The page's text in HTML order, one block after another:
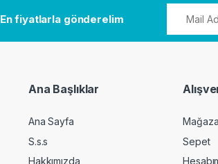
En fiyatlarla gönderelim
Ana Başlıklar
Ana Sayfa
S.s.s
Hakkımızda
Mağaza
Sepet